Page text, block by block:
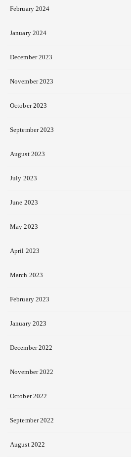
February 2024
January 2024
December 2023
November 2023
October 2023
September 2023
August 2023
July 2023
June 2023
May 2023
April 2023
March 2023
February 2023
January 2023
December 2022
November 2022
October 2022
September 2022
August 2022